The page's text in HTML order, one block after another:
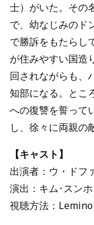
士）がいた。その
で、幼なじみのド
で勝訴をもたらし
が住みやすい国造
回されながらも、
知部になる。とこ
への復讐を誓って
し、徐々に両親の
【キャスト】
出演者：ウ・ドフ
演出：キム･スン
視聴方法：